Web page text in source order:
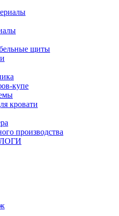
щиты
купе
кровати
производства